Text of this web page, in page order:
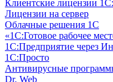
Клиентские лицензии
Лицензии на сервер
Облачные решения 1С
«1C:Готовое рабочее
1С:Предприятие через
1С:Просто
Антивирусные
Dr. Web